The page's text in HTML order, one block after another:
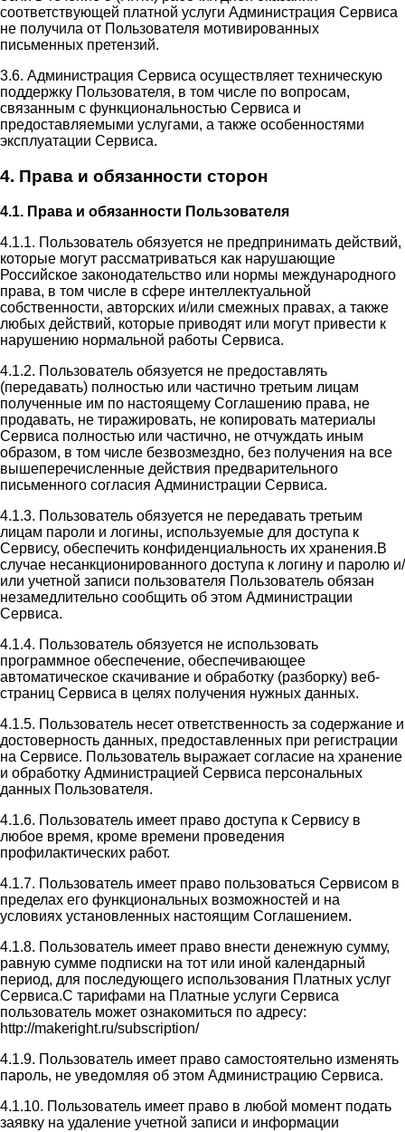
соответствующей платной услуги Администрация Сервиса
не получила от Пользователя мотивированных
письменных претензий.
3.6. Администрация Сервиса осуществляет техническую
поддержку Пользователя, в том числе по вопросам,
связанным с функциональностью Сервиса и
предоставляемыми услугами, а также особенностями
эксплуатации Сервиса.
4. Права и обязанности сторон
4.1. Права и обязанности Пользователя
4.1.1. Пользователь обязуется не предпринимать действий,
которые могут рассматриваться как нарушающие
Российское законодательство или нормы международного
права, в том числе в сфере интеллектуальной
собственности, авторских и/или смежных правах, а также
любых действий, которые приводят или могут привести к
нарушению нормальной работы Сервиса.
4.1.2. Пользователь обязуется не предоставлять
(передавать) полностью или частично третьим лицам
полученные им по настоящему Соглашению права, не
продавать, не тиражировать, не копировать материалы
Сервиса полностью или частично, не отчуждать иным
образом, в том числе безвозмездно, без получения на все
вышеперечисленные действия предварительного
письменного согласия Администрации Сервиса.
4.1.3. Пользователь обязуется не передавать третьим
лицам пароли и логины, используемые для доступа к
Сервису, обеспечить конфиденциальность их хранения.В
случае несанкционированного доступа к логину и паролю и/
или учетной записи пользователя Пользователь обязан
незамедлительно сообщить об этом Администрации
Сервиса.
4.1.4. Пользователь обязуется не использовать
программное обеспечение, обеспечивающее
автоматическое скачивание и обработку (разборку) веб-
страниц Сервиса в целях получения нужных данных.
4.1.5. Пользователь несет ответственность за содержание и
достоверность данных, предоставленных при регистрации
на Сервисе. Пользователь выражает согласие на хранение
и обработку Администрацией Сервиса персональных
данных Пользователя.
4.1.6. Пользователь имеет право доступа к Сервису в
любое время, кроме времени проведения
профилактических работ.
4.1.7. Пользователь имеет право пользоваться Сервисом в
пределах его функциональных возможностей и на
условиях установленных настоящим Соглашением.
4.1.8. Пользователь имеет право внести денежную сумму,
равную сумме подписки на тот или иной календарный
период, для последующего использования Платных услуг
Сервиса.С тарифами на Платные услуги Сервиса
пользователь может ознакомиться по адресу:
http://makeright.ru/subscription/
4.1.9. Пользователь имеет право самостоятельно изменять
пароль, не уведомляя об этом Администрацию Сервиса.
4.1.10. Пользователь имеет право в любой момент подать
заявку на удаление учетной записи и информации